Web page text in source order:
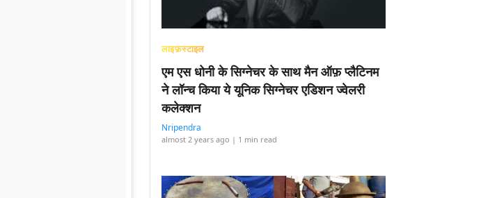
लाइफ़स्टाइल
एम एस धोनी के सिग्नेचर के साथ मैन ऑफ़ प्लैटिनम
ने लॉन्च किया ये यूनिक सिग्नेचर एडिशन ज्वेलरी
कलेक्शन
Nripendra
almost 2 years ago | 1 min read